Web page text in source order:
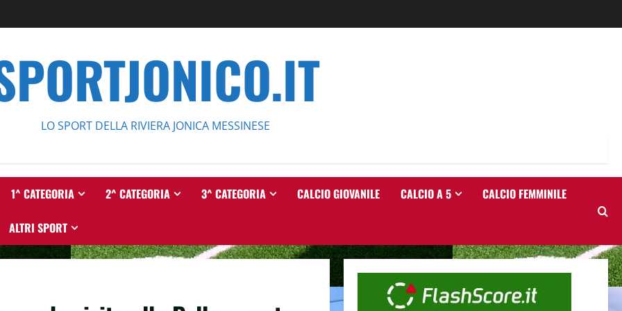
LO SPORT DELLA RIVIERA JONICA MESSINESE
1^ CATEGORIA 2^ CATEGORIA 3^ CATEGORIA CALCIO GIOVANILE CALCIO A 5 CALCIO FEMMINILE
ALTRI SPORT